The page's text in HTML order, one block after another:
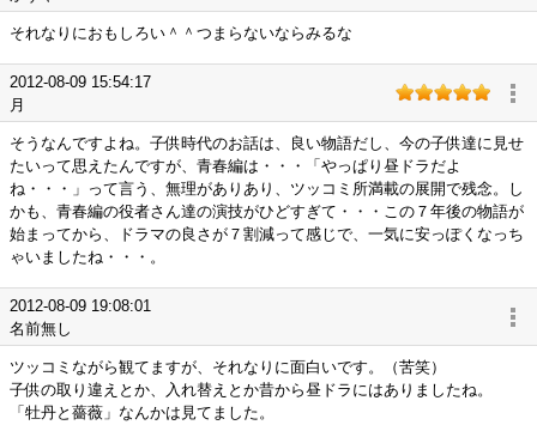
それなりにおもしろい＾＾つまらないならみるな
2012-08-09 15:54:17
月
そうなんですよね。子供時代のお話は、良い物語だし、今の子供達に見せ
たいって思えたんですが、青春編は・・・「やっぱり昼ドラだよ
ね・・・」って言う、無理がありあり、ツッコミ所満載の展開で残念。し
かも、青春編の役者さん達の演技がひどすぎて・・・この７年後の物語が
始まってから、ドラマの良さが７割減って感じで、一気に安っぽくなっち
ゃいましたね・・・。
2012-08-09 19:08:01
名前無し
ツッコミながら観てますが、それなりに面白いです。（苦笑）
子供の取り違えとか、入れ替えとか昔から昼ドラにはありましたね。
「牡丹と薔薇」なんかは見てました。